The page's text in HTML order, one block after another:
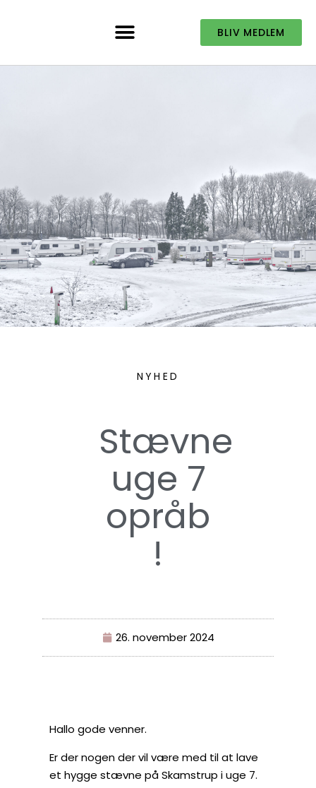
BLIV MEDLEM
NYHED
Stævne
uge 7
opråb
!
26. november 2024
Hallo gode venner.
Er der nogen der vil være med til at lave
et hygge stævne på Skamstrup i uge 7.